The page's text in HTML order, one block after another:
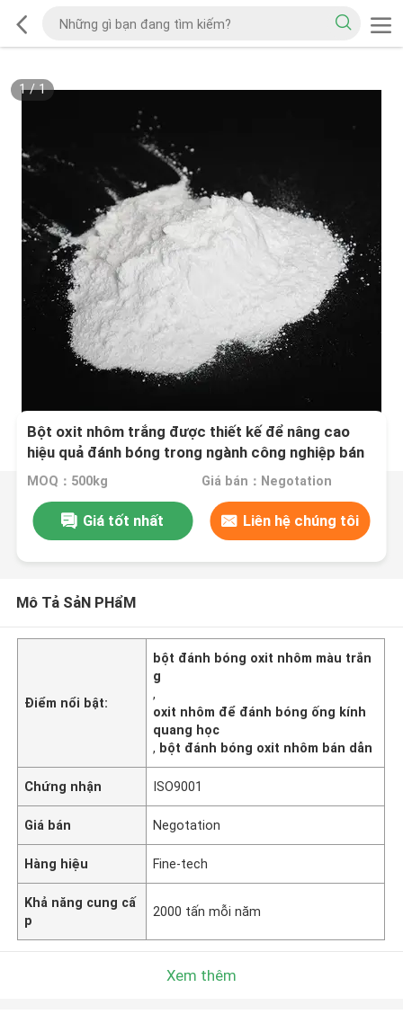
1/1
Bột oxit nhôm trắng được thiết kế để nâng cao
hiệu quả đánh bóng trong ngành công nghiệp bán
dẫn và ống kính quang học
MOQ：500kg Giá bán：Negotation
Giá tốt nhất Liên hệ chúng tôi
Mô Tả SảN PHẩM
Điểm nổi bật:
bột đánh bóng oxit nhôm màu trắn
g
,
oxit nhôm để đánh bóng ống kính
quang học
, bột đánh bóng oxit nhôm bán dẫn
Chứng nhận ISO9001
Giá bán Negotation
Hàng hiệu Fine-tech
Khả năng cung cấ
p
2000 tấn mỗi năm
Xem thêm